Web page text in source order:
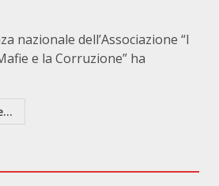
nazionale dell’Associazione “I
e la Corruzione” ha